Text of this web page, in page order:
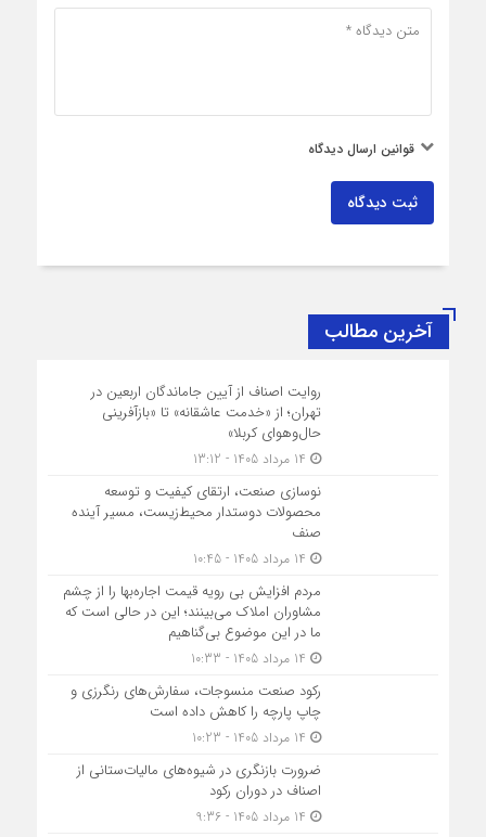
قوانین ارسال دیدگاه
ثبت دیدگاه
آخرین مطالب
روایت اصناف از آیین جاماندگان اربعین در
تهران؛ از «خدمت عاشقانه» تا «بازآفرینی
حال‌وهوای کربلا»
نوسازی صنعت، ارتقای کیفیت و توسعه
محصولات دوستدار محیط‌زیست، مسیر آینده
صنف
مردم افزایش بی رویه قیمت اجاره‌بها را از چشم
مشاوران املاک می‌بینند؛ این در حالی است که
ما در این موضوع بی‌گناهیم
رکود صنعت منسوجات، سفارش‌های رنگرزی و
چاپ پارچه را کاهش داده است
ضرورت بازنگری در شیوه‌های مالیات‌ستانی از
اصناف در دوران رکود